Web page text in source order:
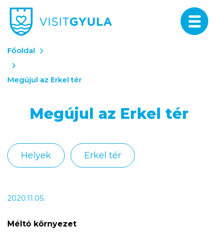
Főoldal
Megújul az Erkel tér
Megújul az Erkel tér
Helyek Erkel tér
2020.11.05.
Méltó környezet